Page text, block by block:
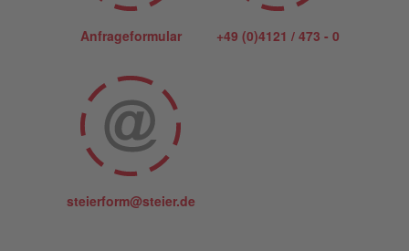
Anfrageformular +49 (0)4121 / 473 - 0
steierform@steier.de